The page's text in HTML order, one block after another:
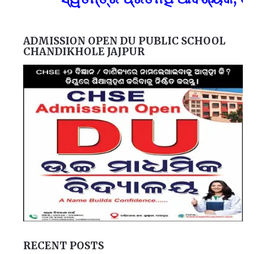
ADMISSION OPEN DU PUBLIC SCHOOL
CHANDIKHOLE JAJPUR
RECENT POSTS